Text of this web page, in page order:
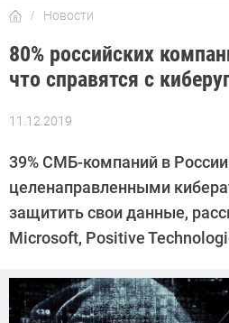
Новости
80% российских
что справятся с
11.12.2019
Автор:
Дмитриева
39% СМБ-компаний в
целенаправленными
защитить свои данные,
Microsoft, Positive